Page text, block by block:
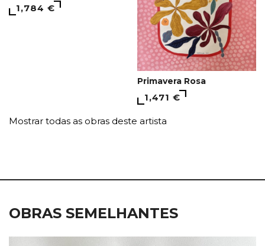
1,784 €
Primavera Rosa
1,471 €
Mostrar todas as obras deste artista
OBRAS SEMELHANTES